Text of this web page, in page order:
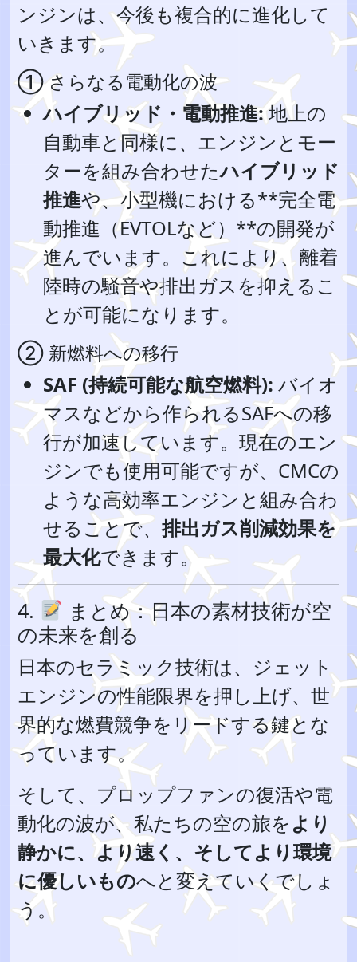
ンジンは、今後も複合的に進化して
いきます。
① さらなる電動化の波
ハイブリッド・電動推進: 地上の
自動車と同様に、エンジンとモー
ターを組み合わせたハイブリッド
推進や、小型機における**完全電
動推進（EVTOLなど）**の開発が
進んでいます。これにより、離着
陸時の騒音や排出ガスを抑えるこ
とが可能になります。
② 新燃料への移行
SAF (持続可能な航空燃料): バイオ
マスなどから作られるSAFへの移
行が加速しています。現在のエン
ジンでも使用可能ですが、CMCの
ような高効率エンジンと組み合わ
せることで、排出ガス削減効果を
最大化できます。
4.
まとめ：日本の素材技術が空
の未来を創る
日本のセラミック技術は、ジェット
エンジンの性能限界を押し上げ、世
界的な燃費競争をリードする鍵とな
っています。
そして、プロップファンの復活や電
動化の波が、私たちの空の旅をより
静かに、より速く、そしてより環境
に優しいものへと変えていくでしょ
う。